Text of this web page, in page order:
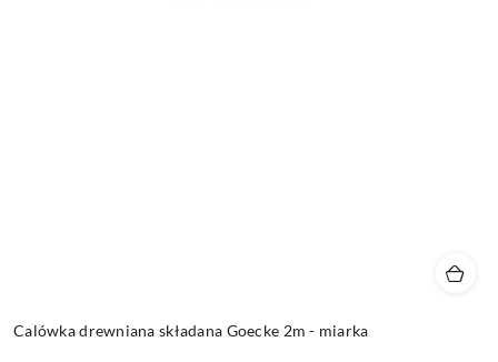
Calówka drewniana składana Goecke 2m - miarka